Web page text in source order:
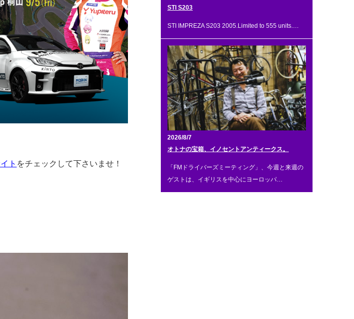
ト をチェックして下さいませ！
STI S203
STI IMPREZA S203 2005.Limited to 555 units.…
2026/8/7
オトナの宝箱、イノセントアンティークス。
「FMドライバーズミーティング」、今週と来週の
ゲストは、イギリスを中心にヨーロッパ…